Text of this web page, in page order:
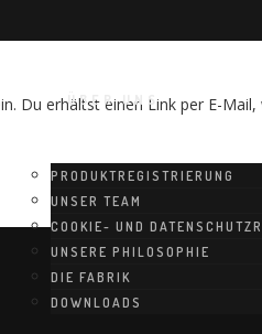
ÜBER UNS
PRODUKTREGISTRIERUNG
UNSER TEAM
COOKIE- UND
UNSERE PHILOSOPHIE
DIE FABRIK
DOWNLOADS
Du erhältst einen Link per E-